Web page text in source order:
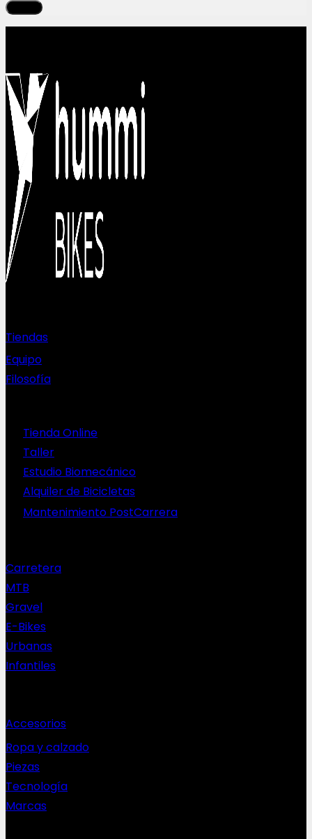
Tiendas
Equipo
Filosofía
Tienda Online
Taller
Estudio Biomecánico
Alquiler de Bicicletas
Mantenimiento PostCarrera
Carretera
MTB
Gravel
E-Bikes
Urbanas
Infantiles
Accesorios
Ropa y calzado
Piezas
Tecnología
Marcas